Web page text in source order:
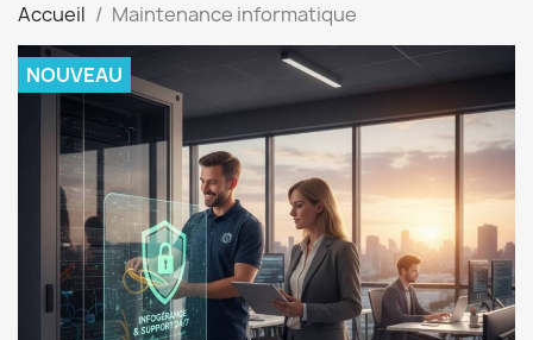
Accueil Maintenance informatique
NOUVEAU